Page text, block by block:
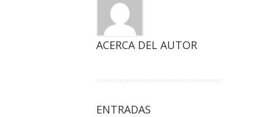
ACERCA DEL AUTOR
ENTRADAS